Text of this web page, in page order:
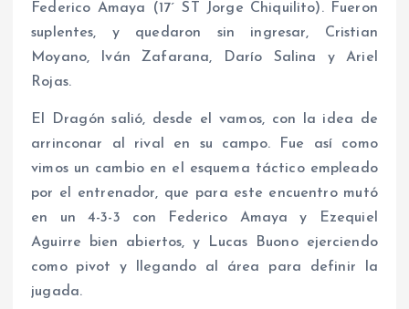
Federico Amaya (17´ ST Jorge Chiquilito). Fueron
suplentes, y quedaron sin ingresar, Cristian
Moyano, Iván Zafarana, Darío Salina y Ariel
Rojas.
El Dragón salió, desde el vamos, con la idea de
arrinconar al rival en su campo. Fue así como
vimos un cambio en el esquema táctico empleado
por el entrenador, que para este encuentro mutó
en un 4-3-3 con Federico Amaya y Ezequiel
Aguirre bien abiertos, y Lucas Buono ejerciendo
como pivot y llegando al área para definir la
jugada.